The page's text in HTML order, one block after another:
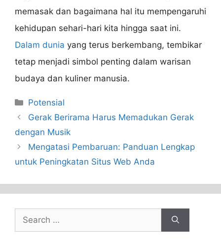
memasak dan bagaimana hal itu mempengaruhi
kehidupan sehari-hari kita hingga saat ini.
Dalam dunia yang terus berkembang, tembikar
tetap menjadi simbol penting dalam warisan
budaya dan kuliner manusia.
Categories
Potensial
Gerak Berirama Harus Memadukan Gerak
dengan Musik
Mengatasi Pembaruan: Panduan Lengkap
untuk Peningkatan Situs Web Anda
Search
for: